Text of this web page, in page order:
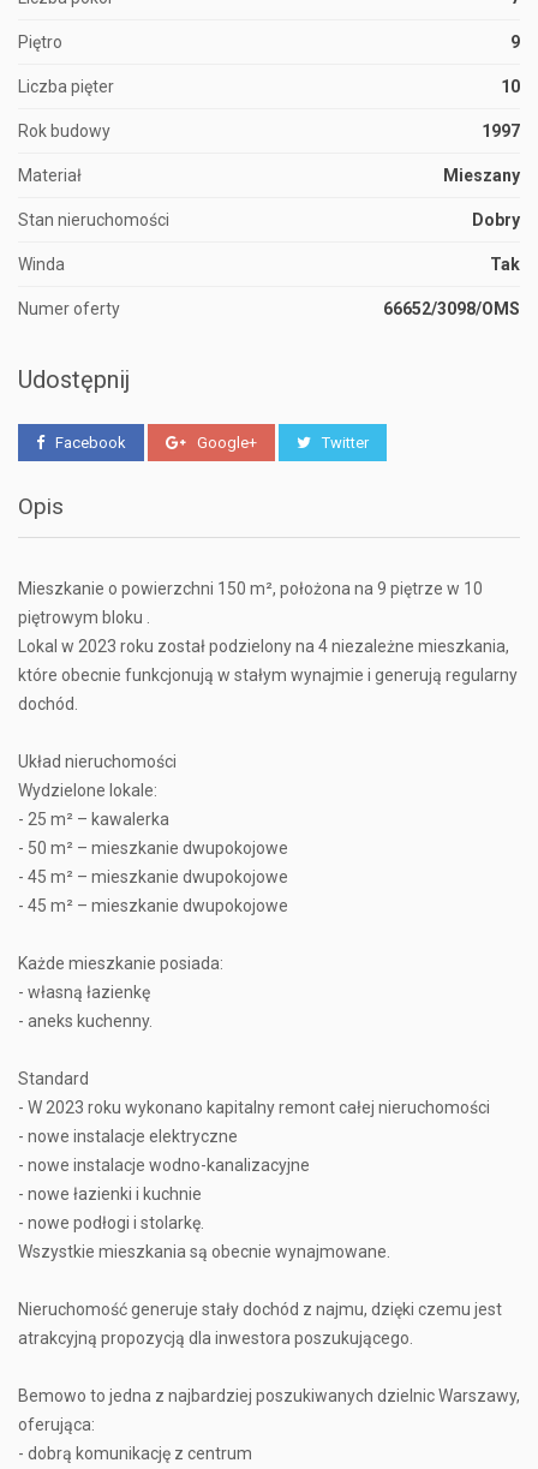
Piętro 9
Liczba pięter 10
Rok budowy 1997
Materiał Mieszany
Stan nieruchomości Dobry
Winda Tak
Numer oferty 66652/3098/OMS
Udostępnij
Facebook Google+ Twitter
Opis
Mieszkanie o powierzchni 150 m², położona na 9 piętrze w 10
piętrowym bloku .
Lokal w 2023 roku został podzielony na 4 niezależne mieszkania,
które obecnie funkcjonują w stałym wynajmie i generują regularny
dochód.
Układ nieruchomości
Wydzielone lokale:
- 25 m² – kawalerka
- 50 m² – mieszkanie dwupokojowe
- 45 m² – mieszkanie dwupokojowe
- 45 m² – mieszkanie dwupokojowe
Każde mieszkanie posiada:
- własną łazienkę
- aneks kuchenny.
Standard
- W 2023 roku wykonano kapitalny remont całej nieruchomości
- nowe instalacje elektryczne
- nowe instalacje wodno-kanalizacyjne
- nowe łazienki i kuchnie
- nowe podłogi i stolarkę.
Wszystkie mieszkania są obecnie wynajmowane.
Nieruchomość generuje stały dochód z najmu, dzięki czemu jest
atrakcyjną propozycją dla inwestora poszukującego.
Bemowo to jedna z najbardziej poszukiwanych dzielnic Warszawy,
oferująca:
- dobrą komunikację z centrum